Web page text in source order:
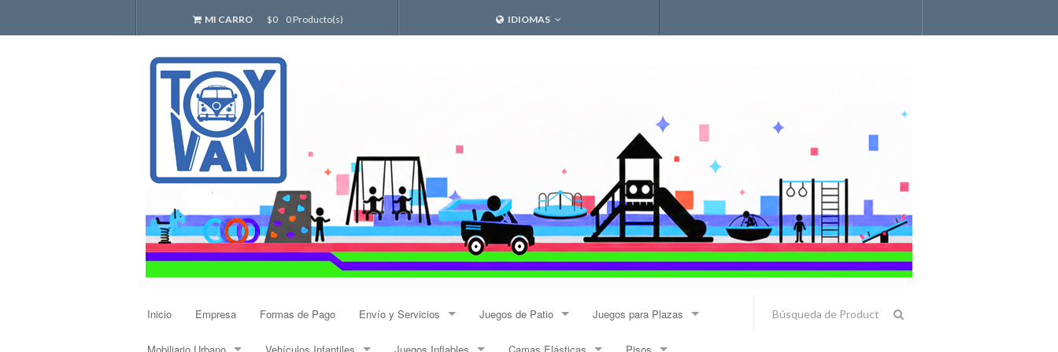
MI CARRO $0 0 Producto(s) IDIOMAS
Inicio Empresa Formas de Pago Envío y Servicios Juegos de Patio Juegos para Plazas